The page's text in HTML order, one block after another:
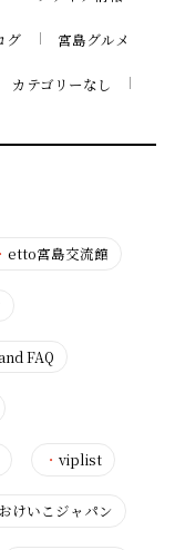
グ 宮島グルメ
カテゴリーなし
・ etto宮島交流館
FAQ
・viplist
いこジャパン